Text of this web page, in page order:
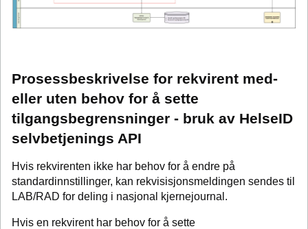
Prosessbeskrivelse for rekvirent med-
eller uten behov for å sette
tilgangsbegrensninger - bruk av HelseID
selvbetjenings API
Hvis rekvirenten ikke har behov for å endre på
standardinnstillinger, kan rekvisisjonsmeldingen sendes til
LAB/RAD for deling i nasjonal kjernejournal.
Hvis en rekvirent har behov for å sette